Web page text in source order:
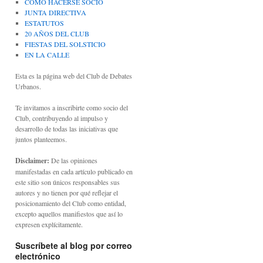
JUNTA DIRECTIVA
ESTATUTOS
20 AÑOS DEL CLUB
FIESTAS DEL SOLSTICIO
EN LA CALLE
Esta es la página web del Club de Debates
Urbanos.
Te invitamos a inscribirte como socio del
Club, contribuyendo al impulso y
desarrollo de todas las iniciativas que
juntos planteemos.
Disclaimer: De las opiniones
manifestadas en cada artículo publicado en
este sitio son únicos responsables sus
autores y no tienen por qué reflejar el
posicionamiento del Club como entidad,
excepto aquellos manifiestos que así lo
expresen explícitamente.
Suscríbete al blog por correo
electrónico